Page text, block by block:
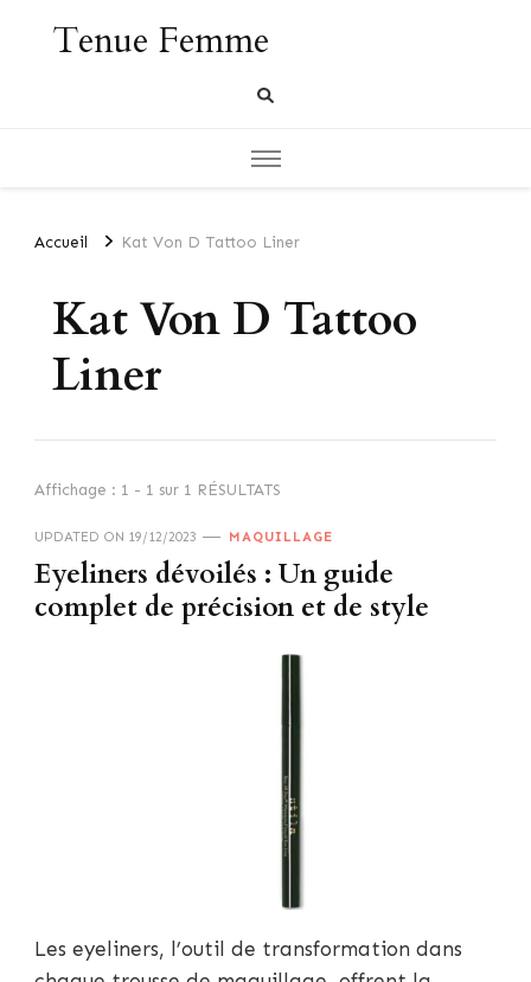
Tenue Femme
Accueil Kat Von D Tattoo Liner
Kat Von D Tattoo
Liner
Affichage : 1 - 1 sur 1 RÉSULTATS
UPDATED ON 19/12/2023 MAQUILLAGE
Eyeliners dévoilés : Un guide
complet de précision et de style
Les eyeliners, l’outil de transformation dans